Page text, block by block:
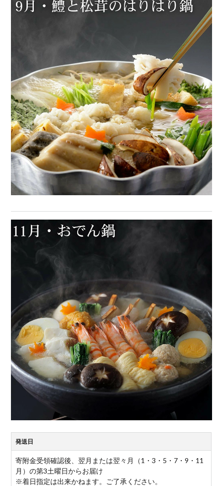
発送日
寄附金受領確認後、翌月または翌々月（1・3・5・7・9・11
月）の第3土曜日からお届け
※着日指定は出来かねます。ご了承ください。